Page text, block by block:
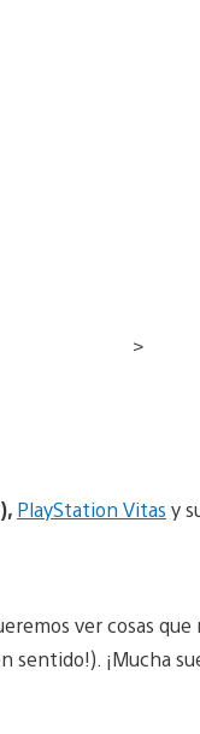
>
PlayStation Vitas y
ver cosas que
sentido!). ¡Mucha